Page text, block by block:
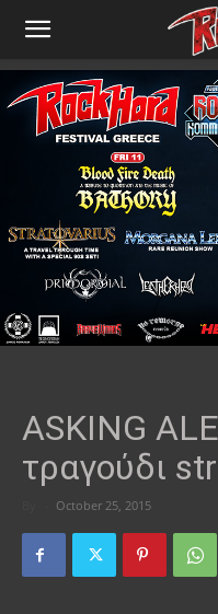
ASKING
τραγούδι
October 25, 2015